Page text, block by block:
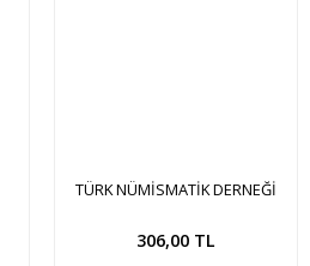
TÜRK NÜMİSMATİK DERNEĞİ
306,00 TL
Sepete Ekle